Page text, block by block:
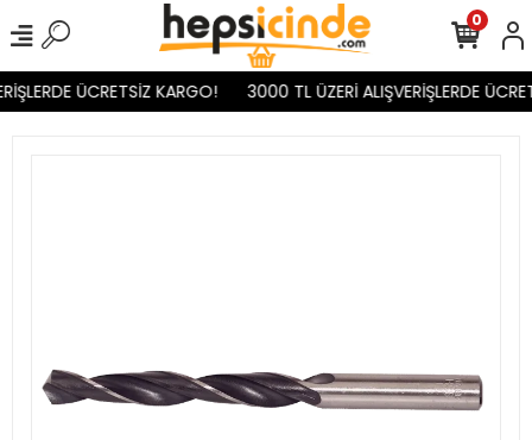
ÜCRETSİZ KARGO! 3000 TL ÜZERİ ALIŞVERİŞLERDE
0